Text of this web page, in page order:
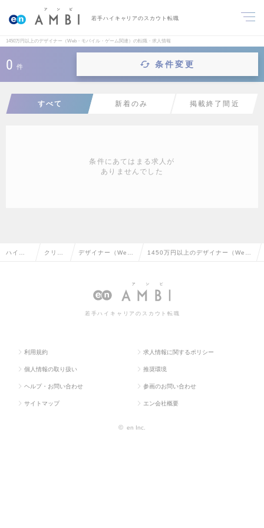
若手ハイキャリアのスカウト転職
1450万円以上のデザイナー（Web・モバイル・ゲーム関連）の転職・求人情報
0 件 条件変更
すべて 新着のみ 掲載終了間近
条件にあてはまる求人が
ありませんでした
ハイク クリエ デザイナー（We
ム関連）
1450万円以上のデザイナー（We
職・求人情報一覧
若手ハイキャリアのスカウト転職
利用規約 求人情報に関するポリシー
個人情報の取り扱い 推奨環境
ヘルプ・お問い合わせ 参画のお問い合わせ
サイトマップ エン会社概要
© en Inc.